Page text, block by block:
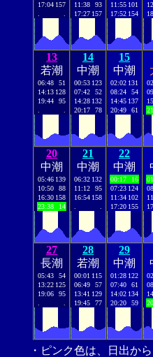
17:04 157
11:38
93
17:27 157
11:55 101
17:52 154
13
若潮
06:48
51
14:13 128
19:44
95
14
中潮
00:53 123
07:42
52
14:28 132
20:17
78
15
中潮
02:02 131
08:24
54
14:45 137
20:49
61
20
中潮
05:46 139
10:50
88
16:30 158
23:38
14
21
中潮
06:32 132
11:12
95
16:54 158
22
中潮
00:17
16
07:23 124
11:34 102
17:20 155
27
長潮
05:43
54
13:22 125
19:06
95
28
若潮
00:01 115
06:49
57
13:41 129
19:45
77
29
中潮
01:28 122
07:40
61
14:02 134
20:20
59
・ピンク色は、日出か